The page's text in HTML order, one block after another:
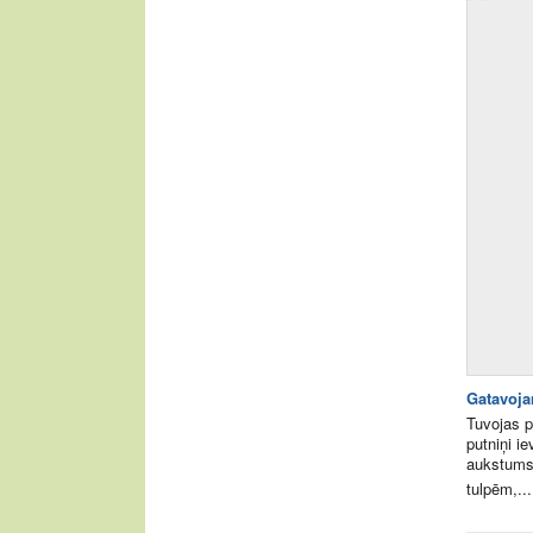
Tuvojas
putniņi
tulpēm,...